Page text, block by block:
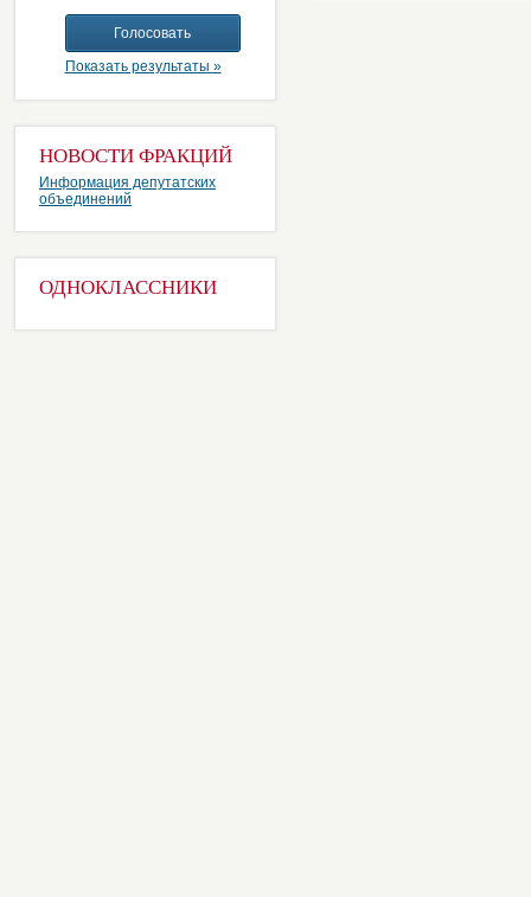
Показать результаты »
НОВОСТИ ФРАКЦИЙ
Информация депутатских
объединений
ОДНОКЛАССНИКИ